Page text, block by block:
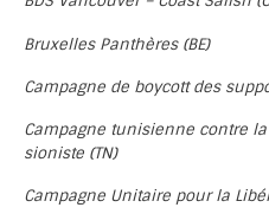
Bruxelles Panthères (BE)
Campagne de boycott des
Campagne tunisienne contre
sioniste (TN)
Campagne Unitaire pour la